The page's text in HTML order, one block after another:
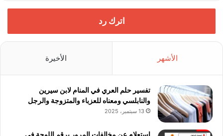
اترك رد
الأشهر الأخيرة
تفسير حلم العري في المنام لابن سيرين
والنابلسي ومعناه للعزباء والمتزوجة والرجل
13 سبتمبر، 2025